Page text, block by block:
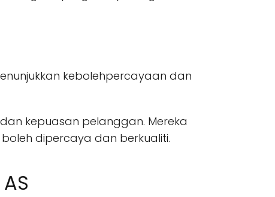
kebolehpercayaan dan
kepuasan pelanggan. Mereka
dipercaya dan berkualiti.